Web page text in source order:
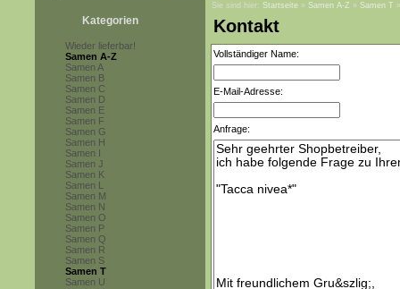
Kategorien
Wieder lieferbar!
Samen A-Z
Samen A
Samen B
Samen C
Samen D
Samen E
Samen F
Samen G
Samen H
Samen I
Samen J
Samen K
Samen L
Samen M
Samen N
Samen O
Samen P
Samen Q
Samen R
Samen S
Samen T
Samen U
Sie sind hier: Startseite » Samen A-Z » Samen T
Kontakt
Vollständiger Name:
E-Mail-Adresse:
Anfrage: